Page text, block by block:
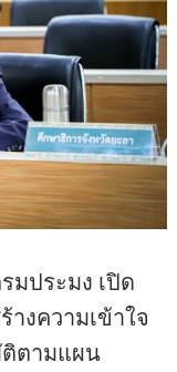
มประมง เปิด
างความเข้าใจ
ตามแผน